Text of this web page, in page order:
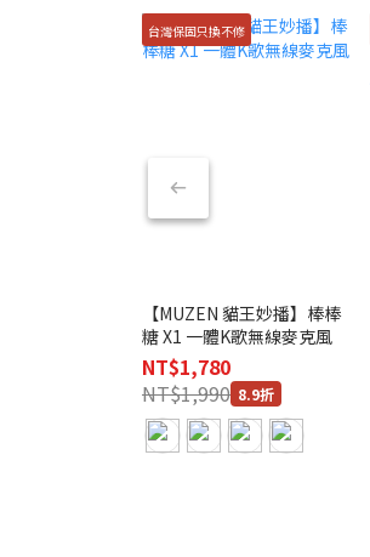
台灣保固只換不修
【MUZEN 貓王妙播】棒棒
糖 X1 一體K歌無線麥克風
NT$1,780
NT$1,990 8.9折